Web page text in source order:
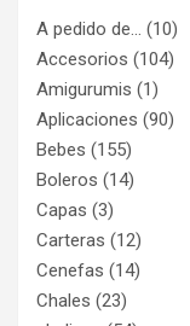
A pedido de… (10)
Accesorios (104)
Amigurumis (1)
Aplicaciones (90)
Bebes (155)
Boleros (14)
Capas (3)
Carteras (12)
Cenefas (14)
Chales (23)